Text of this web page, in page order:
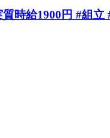
時給1900円 #組立